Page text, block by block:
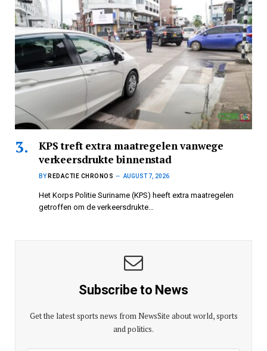
KPS treft extra maatregelen vanwege
verkeersdrukte binnenstad
BY REDACTIE CHRONOS AUGUST 7, 2026
Het Korps Politie Suriname (KPS) heeft extra maatregelen
getroffen om de verkeersdrukte…
Subscribe to News
Get the latest sports news from NewsSite about world, sports
and politics.